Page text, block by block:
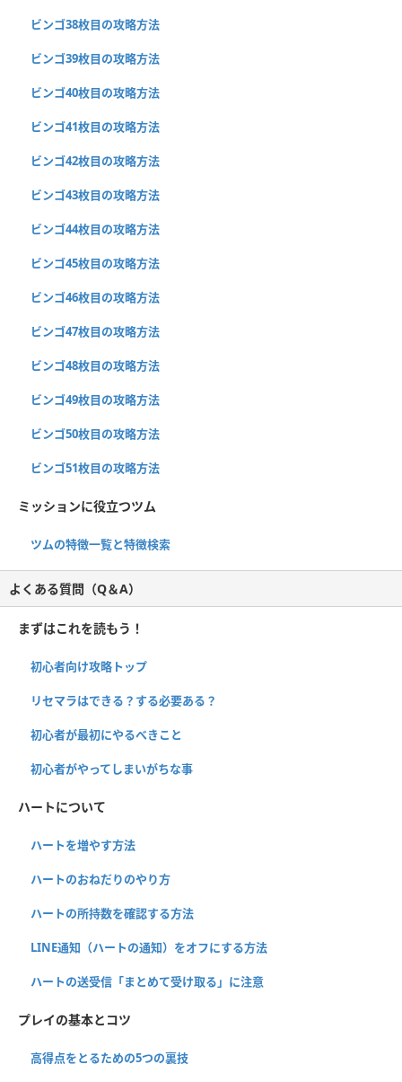
ビンゴ38枚目の攻略方法
ビンゴ39枚目の攻略方法
ビンゴ40枚目の攻略方法
ビンゴ41枚目の攻略方法
ビンゴ42枚目の攻略方法
ビンゴ43枚目の攻略方法
ビンゴ44枚目の攻略方法
ビンゴ45枚目の攻略方法
ビンゴ46枚目の攻略方法
ビンゴ47枚目の攻略方法
ビンゴ48枚目の攻略方法
ビンゴ49枚目の攻略方法
ビンゴ50枚目の攻略方法
ビンゴ51枚目の攻略方法
ミッションに役立つツム
ツムの特徴一覧と特徴検索
よくある質問（Q＆A）
まずはこれを読もう！
初心者向け攻略トップ
リセマラはできる？する必要ある？
初心者が最初にやるべきこと
初心者がやってしまいがちな事
ハートについて
ハートを増やす方法
ハートのおねだりのやり方
ハートの所持数を確認する方法
LINE通知（ハートの通知）をオフにする方法
ハートの送受信「まとめて受け取る」に注意
プレイの基本とコツ
高得点をとるための5つの裏技